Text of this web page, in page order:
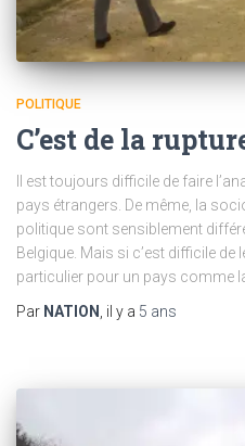
POLITIQUE
C’est de la
Il est toujours difficile de faire
pays étrangers. De même, la
politique sont sensiblement
Belgique. Mais si c’est difficile de
particulier pour un pays comme
Par NATION , il y a 5 ans